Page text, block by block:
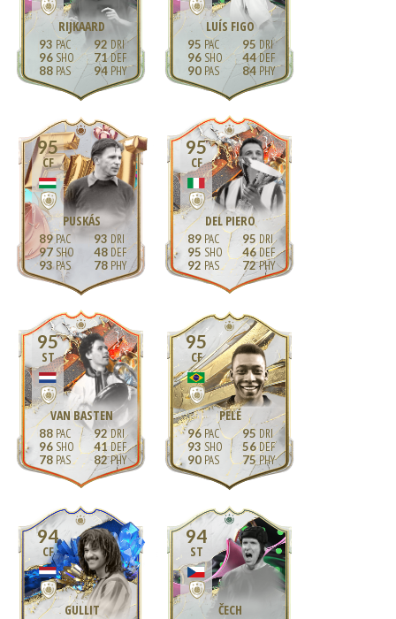
RIJKAARD
93
96
88
92
71
94
LUÍS FIGO
95
96
90
95
44
84
95
CF
PUSKÁS
89
97
93
93
48
78
95
CF
DEL PIERO
89
95
92
95
46
72
95
ST
VAN BASTEN
88
96
78
92
41
82
95
CF
PELÉ
96
93
90
95
56
75
94
CF
GULLIT
94
ST
ČECH